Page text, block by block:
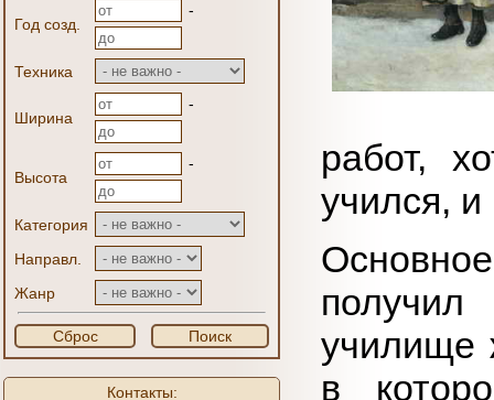
Год созд.
-
Техника
Ширина
-
Высота
-
Категория
Направл.
Жанр
Сброс Поиск
Контакты:
работ,
учился,
училище
в